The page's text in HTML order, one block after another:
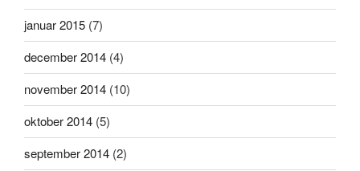
januar 2015 (7)
december 2014 (4)
november 2014 (10)
oktober 2014 (5)
september 2014 (2)